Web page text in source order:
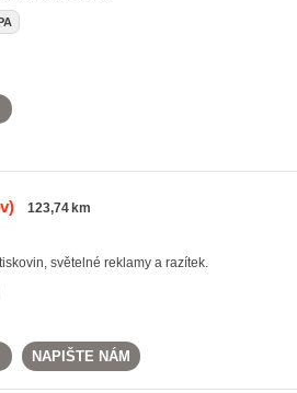
123,74 km
světelné reklamy a razítek.
NAPIŠTE NÁM